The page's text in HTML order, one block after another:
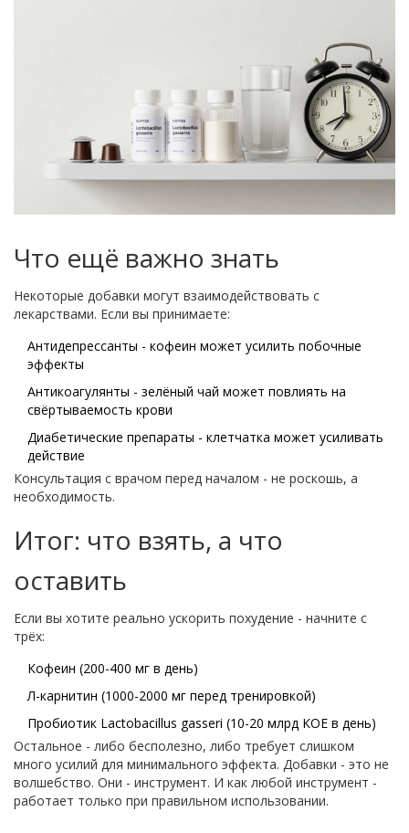
Что ещё важно знать
Некоторые добавки могут взаимодействовать с
лекарствами. Если вы принимаете:
Антидепрессанты - кофеин может усилить побочные
эффекты
Антикоагулянты - зелёный чай может повлиять на
свёртываемость крови
Диабетические препараты - клетчатка может усиливать
действие
Консультация с врачом перед началом - не роскошь, а
необходимость.
Итог: что взять, а что
оставить
Если вы хотите реально ускорить похудение - начните с
трёх:
Кофеин (200-400 мг в день)
Л-карнитин (1000-2000 мг перед тренировкой)
Пробиотик Lactobacillus gasseri (10-20 млрд КОЕ в день)
Остальное - либо бесполезно, либо требует слишком
много усилий для минимального эффекта. Добавки - это не
волшебство. Они - инструмент. И как любой инструмент -
работает только при правильном использовании.